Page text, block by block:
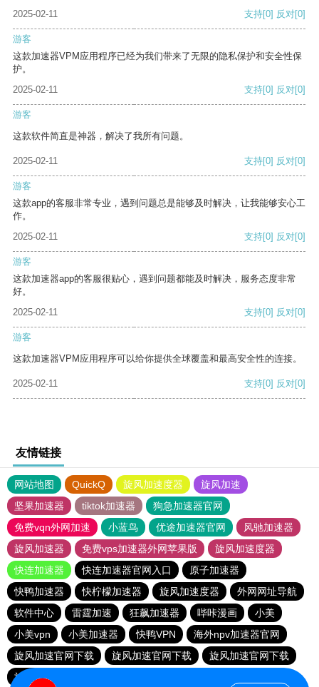
2025-02-11
支持[0] 反对[0]
游客
这款加速器VPM应用程序已经为我们带来了无限的隐私保护和安全性保
护。
2025-02-11
支持[0] 反对[0]
游客
这款软件简直是神器，解决了我所有问题。
2025-02-11 支持[0] 反对[0]
游客
这款app的客服非常专业，遇到问题总是能够及时解决，让我能够安心工
作。
2025-02-11
支持[0] 反对[0]
游客
这款加速器app的客服很贴心，遇到问题都能及时解决，服务态度非常
好。
2025-02-11
支持[0] 反对[0]
游客
这款加速器VPM应用程序可以给你提供全球覆盖和最高安全性的连接。
2025-02-11 支持[0] 反对[0]
友情链接
网站地图 QuickQ 旋风加速度器
旋风加速
坚果加速器
tiktok加速器
狗急加速器官网
免费vqn外网加速
小蓝鸟 优途加速器官网
风驰加速器
旋风加速器
免费vps加速器外网苹果版
旋风加速度器
快连加速器
快连加速器官网入口
原子加速器
快鸭加速器
快柠檬加速器 旋风加速度器
外网网址导航
软件中心
雷霆加速 狂飙加速器 哔咔漫画
小美
小美vpn
小美加速器 快鸭VPN
海外npv加速器官网
旋风加速官网下载
旋风加速官网下载
旋风加速官网下载
旋风加速官网下载